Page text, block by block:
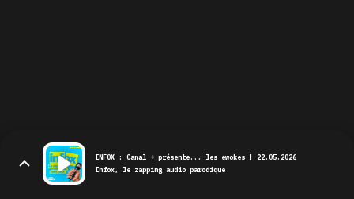
INFOX : Canal + présente... les ewokes | 22.05.2026
Infox, le zapping audio parodique